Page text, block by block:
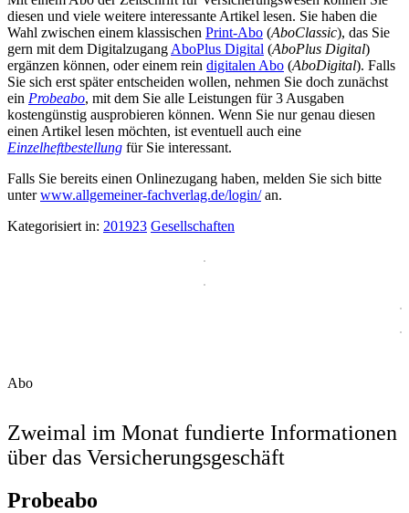
diesen und viele weitere interessante Artikel lesen. Sie haben die
Wahl zwischen einem klassischen Print-Abo (AboClassic), das Sie
gern mit dem Digitalzugang AboPlus Digital (AboPlus Digital)
ergänzen können, oder einem rein digitalen Abo (AboDigital). Falls
Sie sich erst später entscheiden wollen, nehmen Sie doch zunächst
ein Probeabo, mit dem Sie alle Leistungen für 3 Ausgaben
kostengünstig ausprobieren können. Wenn Sie nur genau diesen
einen Artikel lesen möchten, ist eventuell auch eine
Einzelheftbestellung für Sie interessant.
Falls Sie bereits einen Onlinezugang haben, melden Sie sich bitte
unterwww.allgemeiner-fachverlag.de/login/an.
Kategorisiert in: 201923 Gesellschaften
Abo
Zweimal im Monat fundierte Informationen
über das Versicherungsgeschäft
Probeabo